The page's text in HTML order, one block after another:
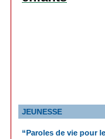
JEUNESSE
“Paroles de vie pour